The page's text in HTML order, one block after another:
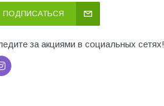
ПОДПИСАТЬСЯ
за акциями в социальных сетях!